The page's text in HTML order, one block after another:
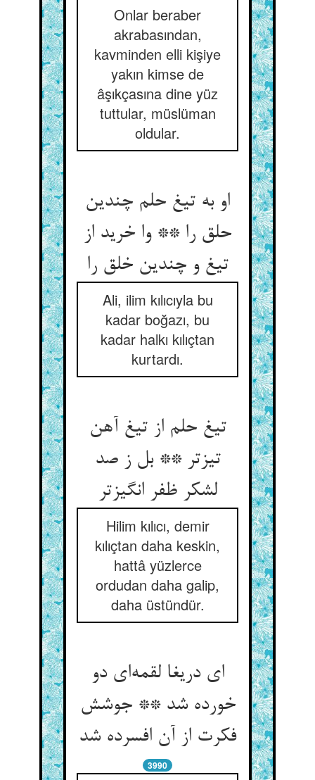
Onlar beraber
akrabasından,
kavminden elli kişiye
yakın kimse de
âşıkçasına dine yüz
tuttular, müslüman
oldular.
او به تیغ حلم چندین
حلق را ** وا خرید از
تیغ و چندین خلق را
Ali, ilim kılıcıyla bu
kadar boğazı, bu
kadar halkı kılıçtan
kurtardı.
تیغ حلم از تیغ آهن
تیزتر ** بل ز صد
لشکر ظفر انگیزتر
Hilim kılıcı, demir
kılıçtan daha keskin,
hattâ yüzlerce
ordudan daha galip,
daha üstündür.
ای دریغا لقمه‌‌ای دو
خورده شد ** جوشش
فکرت از آن افسرده شد
3990